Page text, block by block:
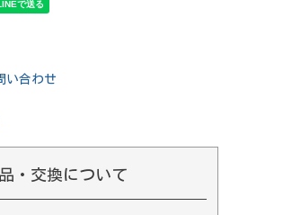
い合わせ
・交換について